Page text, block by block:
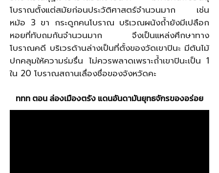
โบราณตั้งแต่สมัยก่อนประวัติศาสตร์จำนวนมาก เช่น
หม้อ 3 ขา กระดูกคนโบราณ บริเวณผนังถ้ำยังมีเปลือก
หอยที่ทับถมกันจำนวนมาก จึงเป็นแหล่งศึกษาทาง
โบราณคดี บริเวรด้านล่างเป็นที่ตั้งของวัดเขาปินะ มีต้นไม้
ปกคลุมให้ความร่มรื่น ไม่ควรพลาดเพราะถ้ำเขาปินะเป็น 1
ใน 20 โบราณสถานเลื่องชื่อของจังหวัดคะ
ททท ตอน ล่องเมืองตรัง แดนอันดามันยุทธจักรของอร่อย